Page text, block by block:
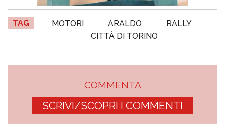
TAG MOTORI ARALDO
RALLY
CITTÀ DI TORINO
COMMENTA
SCRIVI/SCOPRI I COMMENTI